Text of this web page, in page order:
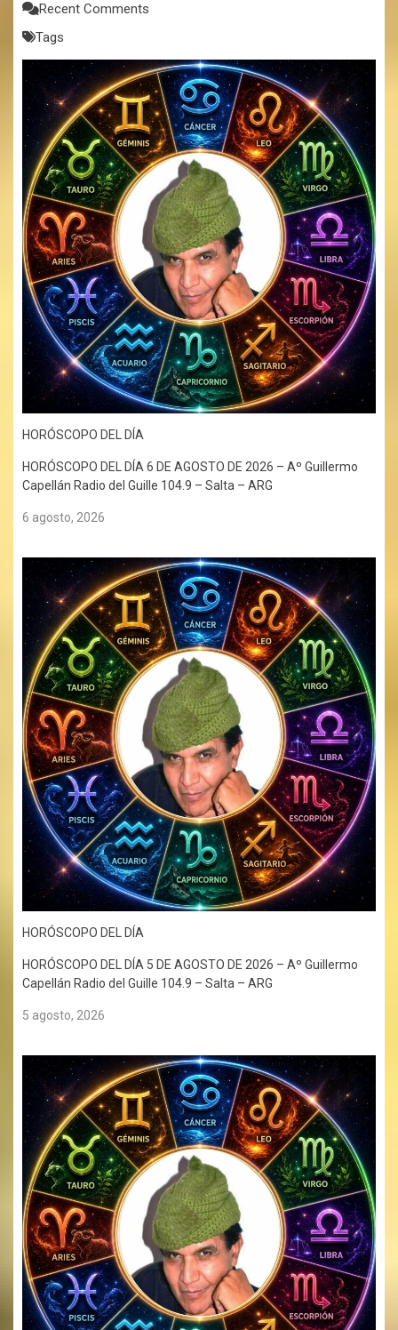
Recent Comments
Tags
HORÓSCOPO DEL DÍA
HORÓSCOPO DEL DÍA 6 DE AGOSTO DE 2026 – Aº Guillermo
Capellán Radio del Guille 104.9 – Salta – ARG
6 agosto, 2026
HORÓSCOPO DEL DÍA
HORÓSCOPO DEL DÍA 5 DE AGOSTO DE 2026 – Aº Guillermo
Capellán Radio del Guille 104.9 – Salta – ARG
5 agosto, 2026